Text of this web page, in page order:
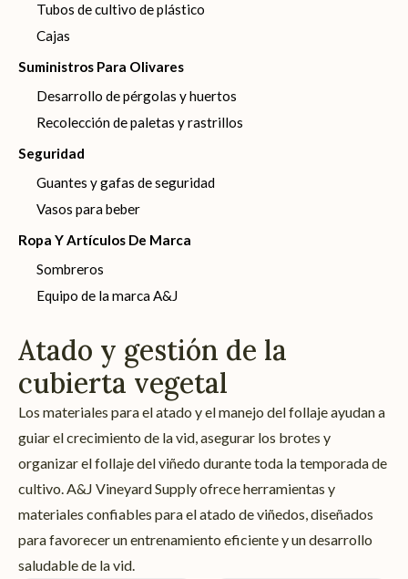
Tubos de cultivo de plástico
Cajas
Suministros Para Olivares
Desarrollo de pérgolas y huertos
Recolección de paletas y rastrillos
Seguridad
Guantes y gafas de seguridad
Vasos para beber
Ropa Y Artículos De Marca
Sombreros
Equipo de la marca A&J
Atado y gestión de la
cubierta vegetal
Los materiales para el atado y el manejo del follaje ayudan a
guiar el crecimiento de la vid, asegurar los brotes y
organizar el follaje del viñedo durante toda la temporada de
cultivo. A&J Vineyard Supply ofrece herramientas y
materiales confiables para el atado de viñedos, diseñados
para favorecer un entrenamiento eficiente y un desarrollo
saludable de la vid.